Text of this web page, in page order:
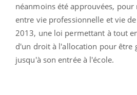
néanmoins été approuvées,
entre vie professionnelle et vie
2013, une loi permettant à tout
d'un droit à l'allocation pour être
jusqu'à son entrée à l'école.